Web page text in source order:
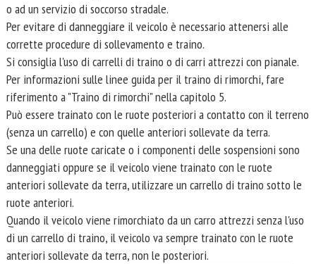
o ad un servizio di soccorso stradale.
Per evitare di danneggiare il veicolo è necessario attenersi alle
corrette procedure di sollevamento e traino.
Si consiglia l'uso di carrelli di traino o di carri attrezzi con pianale.
Per informazioni sulle linee guida per il traino di rimorchi, fare
riferimento a "Traino di rimorchi" nella capitolo 5.
Può essere trainato con le ruote posteriori a contatto con il terreno
(senza un carrello) e con quelle anteriori sollevate da terra.
Se una delle ruote caricate o i componenti delle sospensioni sono
danneggiati oppure se il veicolo viene trainato con le ruote
anteriori sollevate da terra, utilizzare un carrello di traino sotto le
ruote anteriori.
Quando il veicolo viene rimorchiato da un carro attrezzi senza l'uso
di un carrello di traino, il veicolo va sempre trainato con le ruote
anteriori sollevate da terra, non le posteriori.